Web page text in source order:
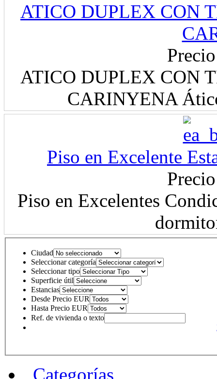
ATICO DUPLEX CON
ATICO DUPLEX CON
CARINYENA
Piso en Excelente
Piso en Excelentes
Ciudad
Seleccionar categoría
Seleccionar tipo
Superficie útil
Estancias
Desde Precio EUR
Hasta Precio EUR
Ref. de vivienda o texto
Categorías